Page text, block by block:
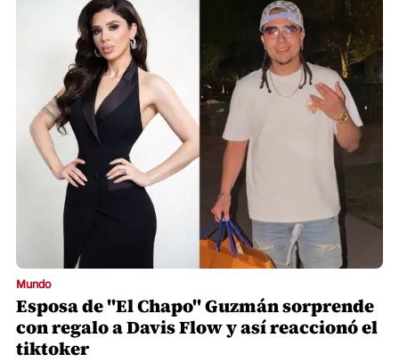
Mundo
Esposa de "El Chapo" Guzmán sorprende
con regalo a Davis Flow y así reaccionó el
tiktoker